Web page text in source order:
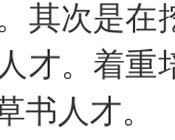
其次是在
才。着
书人才。